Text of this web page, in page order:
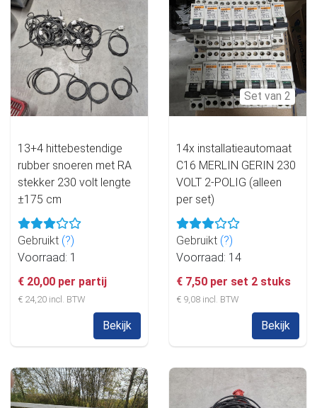
13+4 hittebestendige
rubber snoeren met RA
stekker 230 volt lengte
±175 cm
Gebruikt (?)
Voorraad: 1
€ 20,00 per partij
€ 24,20 incl. BTW
Bekijk
Set van 2
14x installatieautomaat
C16 MERLIN GERIN 230
VOLT 2-POLIG (alleen
per set)
Gebruikt (?)
Voorraad: 14
€ 7,50 per set 2 stuks
€ 9,08 incl. BTW
Bekijk